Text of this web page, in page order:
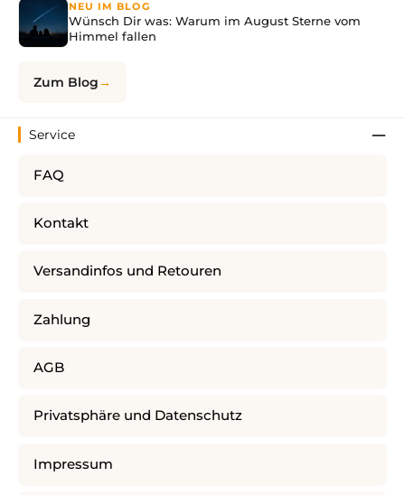
NEU IM BLOG
Wünsch Dir was: Warum im August Sterne vom
Himmel fallen
Zum Blog
Service
FAQ
Kontakt
Versandinfos und Retouren
Zahlung
AGB
Privatsphäre und Datenschutz
Impressum